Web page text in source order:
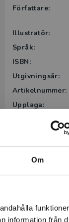
Om
information från
Författare:
Illustratör:
Språk:
ISBN:
Utgivningsår:
Artikelnummer:
Upplaga:
Köp- och